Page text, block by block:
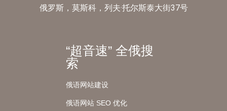
俄罗斯，莫斯科，列夫·托尔斯泰大街37号
“超音速” 全俄搜
索
俄语网站建设
俄语网站 SEO 优化